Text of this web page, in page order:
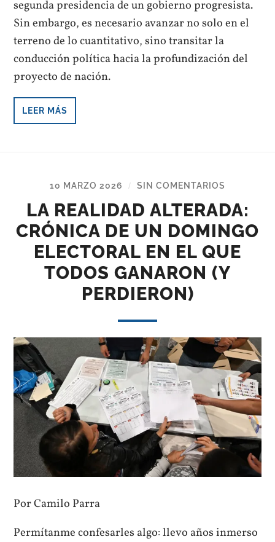
segunda presidencia de un gobierno progresista.
Sin embargo, es necesario avanzar no solo en el
terreno de lo cuantitativo, sino transitar la
conducción política hacia la profundización del
proyecto de nación.
LEER MÁS
10 MARZO 2026 / SIN COMENTARIOS
LA REALIDAD ALTERADA:
CRÓNICA DE UN DOMINGO
ELECTORAL EN EL QUE
TODOS GANARON (Y
PERDIERON)
Por Camilo Parra
Permítanme confesarles algo: llevo años inmerso